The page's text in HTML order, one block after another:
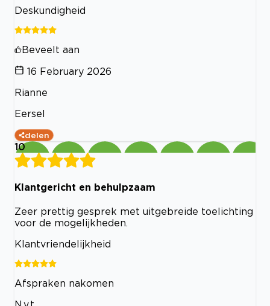
Deskundigheid
Beveelt aan
16 February 2026
Rianne
Eersel
delen
10
Klantgericht en behulpzaam
Zeer prettig gesprek met uitgebreide toelichting
voor de mogelijkheden.
Klantvriendelijkheid
Afspraken nakomen